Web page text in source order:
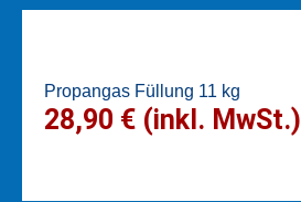
Propangas Füllung 11 kg
28,90 € (inkl. MwSt.)